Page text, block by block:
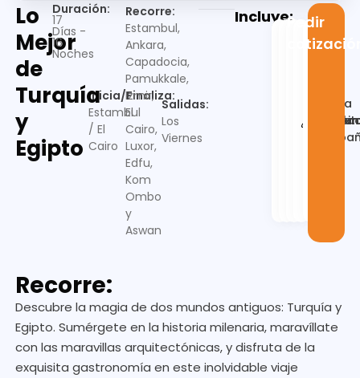
Lo
Mejor
de
Turquía
y
Egipto
Duración:
17
Días -
16
Noches
Inicia/Finaliza:
Estambul
/ El
Cairo
Recorre:
Estambul,
Ankara,
Capadocia,
Pamukkale,
Izmir,
El
Cairo,
Luxor,
Edfu,
Kom
Ombo
y
Aswan
Salidas:
Los
Viernes
Incluye:
Guia
Pedir
Recorre:
Descubre la magia de dos mundos antiguos: Turquía y
Egipto. Sumérgete en la historia milenaria, maravíllate
con las maravillas arquitectónicas, y disfruta de la
exquisita gastronomía en este inolvidable viaje